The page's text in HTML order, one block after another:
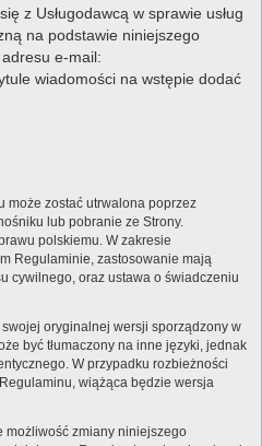
z Usługodawcą w sprawie usług
na podstawie niniejszego
e-mail:
wiadomości na wstępie dodać
może zostać utrwalona poprzez
lub pobranie ze Strony.
polskiemu. W zakresie
Regulaminie, zastosowanie mają
cywilnego, oraz ustawa o świadczeniu
swojej oryginalnej wersji sporządzony w
być tłumaczony na inne języki, jednak
W przypadku rozbieżności
wiążąca będzie wersja
możliwość zmiany niniejszego